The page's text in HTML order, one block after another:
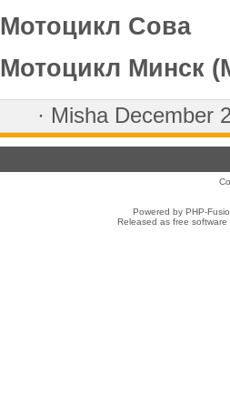
Мотоцикл Сова
Мотоцикл Минск
· MishaDecember
Powered by PHP-
Released as free